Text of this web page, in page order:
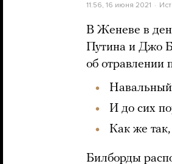
11:56, 16 июня 2021
В Женеве в
Путина и Джо
об отравлении
И до сих
Как же
Билборды